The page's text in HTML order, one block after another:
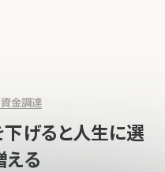
資金調達
げると人生に選
える